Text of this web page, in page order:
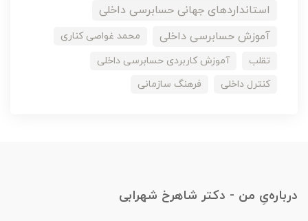
استانداردهای جهانی حسابرسی داخلی
آموزش حسابرسی داخلی
محمد غواصی کناری
تقلب
آموزش کاربردی حسابرسی داخلی
کنترل داخلی
فرهنگ سازمانی
درباره‌یِ من - دکتر شاهرخ شهرابی